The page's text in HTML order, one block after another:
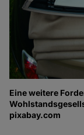
Eine weitere
pixabay.com